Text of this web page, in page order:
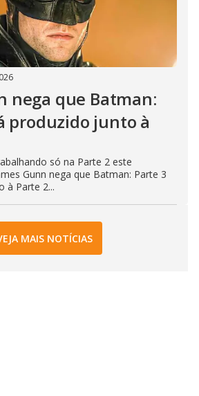
nega que Batman:
produzido junto à
só na Parte 2 este
Gunn nega que Batman: Parte 3
à Parte 2...
MAIS NOTÍCIAS